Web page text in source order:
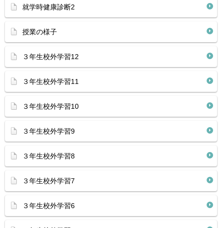
就学時健康診断2
授業の様子
３年生校外学習12
３年生校外学習11
３年生校外学習10
３年生校外学習9
３年生校外学習8
３年生校外学習7
３年生校外学習6